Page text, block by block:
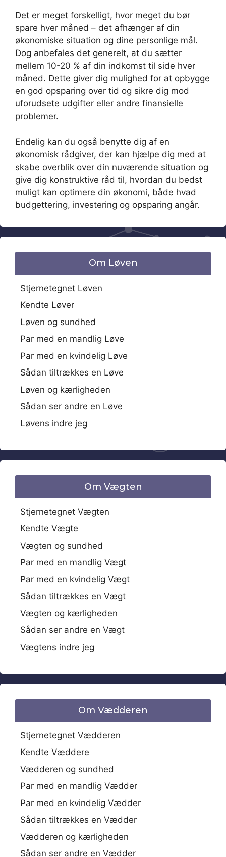
Det er meget forskelligt, hvor meget du bør
spare hver måned – det afhænger af din
økonomiske situation og dine personlige mål.
Dog anbefales det generelt, at du sætter
mellem 10-20 % af din indkomst til side hver
måned. Dette giver dig mulighed for at opbygge
en god opsparing over tid og sikre dig mod
uforudsete udgifter eller andre finansielle
problemer.
Endelig kan du også benytte dig af en
økonomisk rådgiver, der kan hjælpe dig med at
skabe overblik over din nuværende situation og
give dig konstruktive råd til, hvordan du bedst
muligt kan optimere din økonomi, både hvad
budgettering, investering og opsparing angår.
Om Løven
Stjernetegnet Løven
Kendte Løver
Løven og sundhed
Par med en mandlig Løve
Par med en kvindelig Løve
Sådan tiltrækkes en Løve
Løven og kærligheden
Sådan ser andre en Løve
Løvens indre jeg
Om Vægten
Stjernetegnet Vægten
Kendte Vægte
Vægten og sundhed
Par med en mandlig Vægt
Par med en kvindelig Vægt
Sådan tiltrækkes en Vægt
Vægten og kærligheden
Sådan ser andre en Vægt
Vægtens indre jeg
Om Vædderen
Stjernetegnet Vædderen
Kendte Væddere
Vædderen og sundhed
Par med en mandlig Vædder
Par med en kvindelig Vædder
Sådan tiltrækkes en Vædder
Vædderen og kærligheden
Sådan ser andre en Vædder